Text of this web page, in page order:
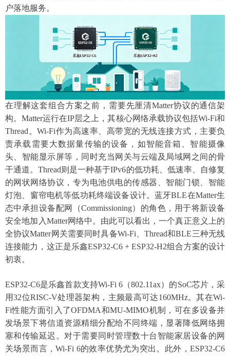
户落地服务。
在理解这套组合方案之前，需要先厘清Matter协议的通信架
构。Matter运行在IP层之上，其核心网络承载协议包括Wi-Fi和
Thread。Wi-Fi作为高速率、高带宽的无线连接方式，主要负
责承载需要大数据量传输的设备，如智能音箱、智能摄像
头、智能显示屏等，同时充当网关与云端及局域网之间的骨
干通道。Thread则是一种基于IPv6的低功耗、低速率、自修复
的网状网络协议，专为电池供电的传感器、智能门锁、智能
灯泡、窗帘电机等低功耗终端设备设计。蓝牙BLE在Matter生
态中承担设备配网（Commissioning）的角色，用于将新设备
安全地加入Matter网络中。由此可以看出，一个真正意义上的
全协议Matter网关需要同时具备Wi-Fi、Thread和BLE三种无线
连接能力，这正是乐鑫ESP32-C6 + ESP32-H2组合方案的设计
初衷。
ESP32-C6是乐鑫首款支持Wi-Fi 6（802.11ax）的SoC芯片，采
用32位RISC-V处理器架构，主频最高可达160MHz。其在Wi-
Fi性能方面引入了OFDMA和MU-MIMO机制，可在多设备并
发场景下将信道资源精细分配给不同终端，显著降低网络拥
塞和传输延迟。对于需要同时管理数十台智能家居设备的网
关场景而言，Wi-Fi 6的效率优势尤为突出。此外，ESP32-C6